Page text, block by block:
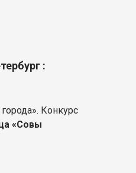
:
Конкурс
«Совы